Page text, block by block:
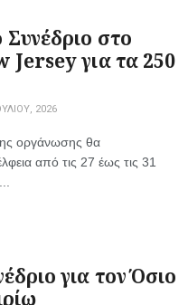
στο
Jersey για τα 250
2026
οργάνωσης θα
από τις 27 έως τις 31
για τον Όσιο